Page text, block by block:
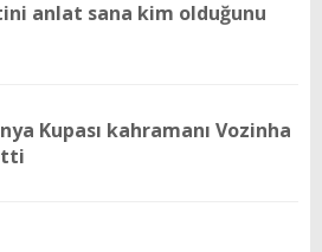
anlat sana kim olduğunu
Kupası kahramanı Vozinha